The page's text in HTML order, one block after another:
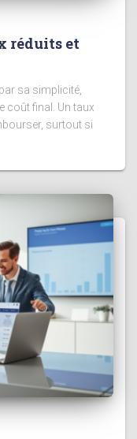
réduits et
sa simplicité,
coût final. Un taux
surtout si